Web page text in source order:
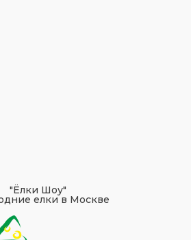
"Ёлки Шоу"
елки в Москве